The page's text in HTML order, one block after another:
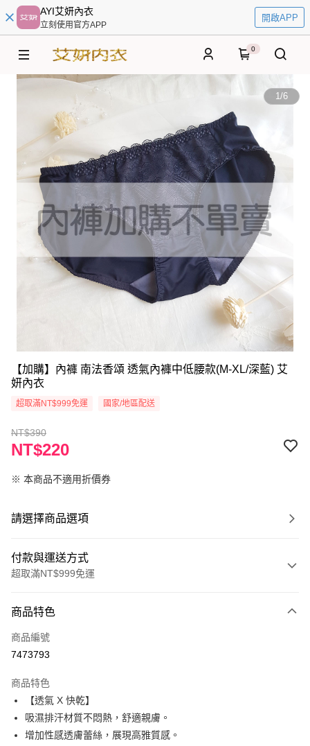
AYI艾妍內衣
立刻使用官方APP
開啟APP
0
1/6
【加購】內褲 南法香頌 透氣內褲中低腰款(M-XL/深藍) 艾
妍內衣
超取滿NT$999免運 國家/地區配送
NT$390
NT$220
※ 本商品不適用折價券
請選擇商品選項
付款與運送方式
超取滿NT$999免運
信用卡一次付款
超商取貨付款
ATM付款
運送方式
商品特色
商品編號
7473793
商品特色
【透氣 X 快乾】
吸濕排汗材質不悶熱，舒適親膚。
增加性感透膚蕾絲，展現高雅質感。